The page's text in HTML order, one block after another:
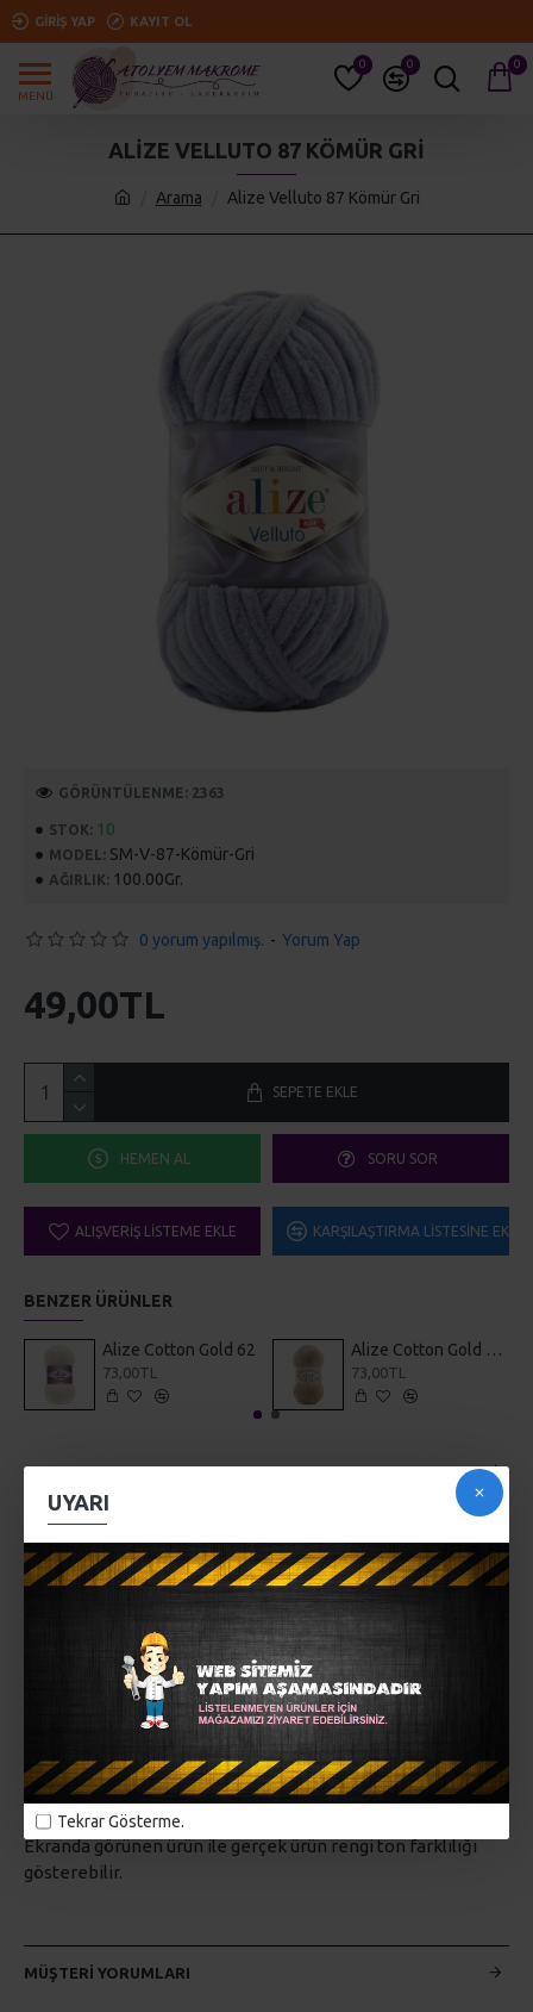
UYARI
Tekrar Gösterme.
GIRIŞ YAP KAYIT OL
0 0 0
Arama Alize Velluto 87 Kömür Gri
ALIZE VELLUTO 87 KÖMÜR GRI
STOK: 10
MODEL: SM-V-87-Kömür-Gri
AĞIRLIK: 100.00Gr.
GÖRÜNTÜLENME: 2363
0 yorum yapılmış. - Yorum Yap
49,00TL
SEPETE EKLE
HEMEN AL SORU SOR
ALIŞVERIŞ LISTEME EKLE KARŞILAŞTIRMA LISTESINE EKLE
BENZER ÜRÜNLER
Alize Cotton Gold 62
73,00TL
Alize Cotton Gold 963
73,00TL
AÇIKLAMA
Karışımı
Yumak gramajı 100 gr
8 mm - 9 mm
Tığ numaraları 8 mm - 10 mm
Alize Velluto ile ördüğünüz ürünleri 30° yi geçirmeden
yıkayabilirsiniz. Sererek kurutmanız tavsiye edilir.
Ekranda görünen ürün ile gerçek ürün rengi ton farklılığı
gösterebilir.
MÜŞTERI YORUMLARI